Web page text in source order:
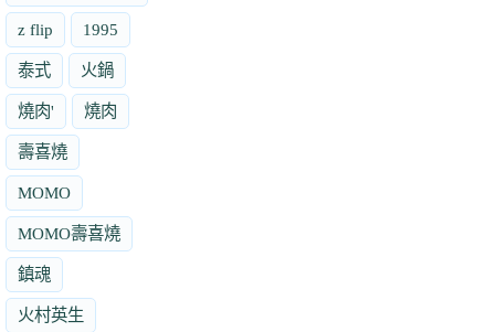
z flip 1995
泰式 火鍋
燒肉' 燒肉
壽喜燒
MOMO
MOMO壽喜燒
鎮魂
火村英生